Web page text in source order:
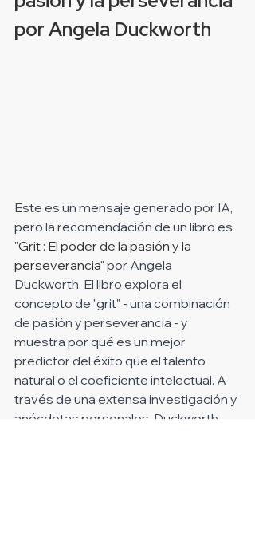
por Angela Duckworth
Este es un mensaje generado por IA,
pero la recomendación de un libro es
"Grit : El poder de la pasión y la
perseverancia" por Angela
Duckworth. El libro explora el
concepto de "grit" - una combinación
de pasión y perseverancia - y
muestra por qué es un mejor
predictor del éxito que el talento
natural o el coeficiente intelectual. A
través de una extensa investigación y
anécdotas personales, Duckworth